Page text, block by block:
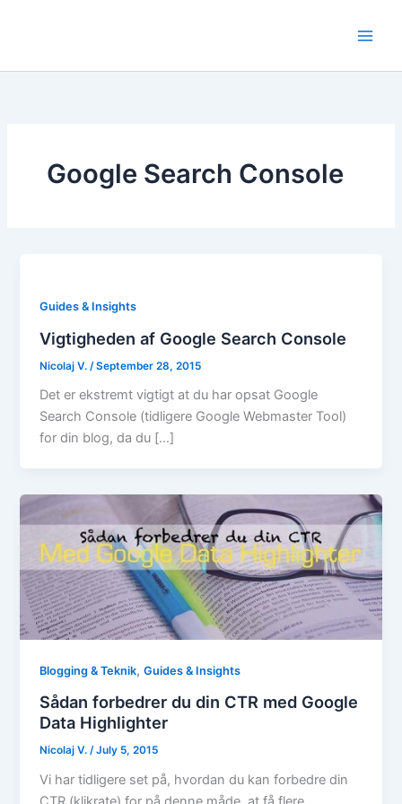
Google Search Console
Guides & Insights
Vigtigheden af Google Search Console
Nicolaj V. /September 28, 2015
Det er ekstremt vigtigt at du har opsat Google
Search Console (tidligere Google Webmaster Tool)
for din blog, da du […]
Blogging & Teknik,Guides & Insights
Sådan forbedrer du din CTR med Google
Data Highlighter
Nicolaj V./July 5, 2015
Vi har tidligere set på, hvordan du kan forbedre din